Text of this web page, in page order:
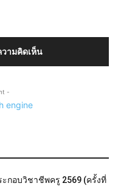
วามคิดเห็น
-
กอบวิชาชีพครู 2569 (ครั้งที่